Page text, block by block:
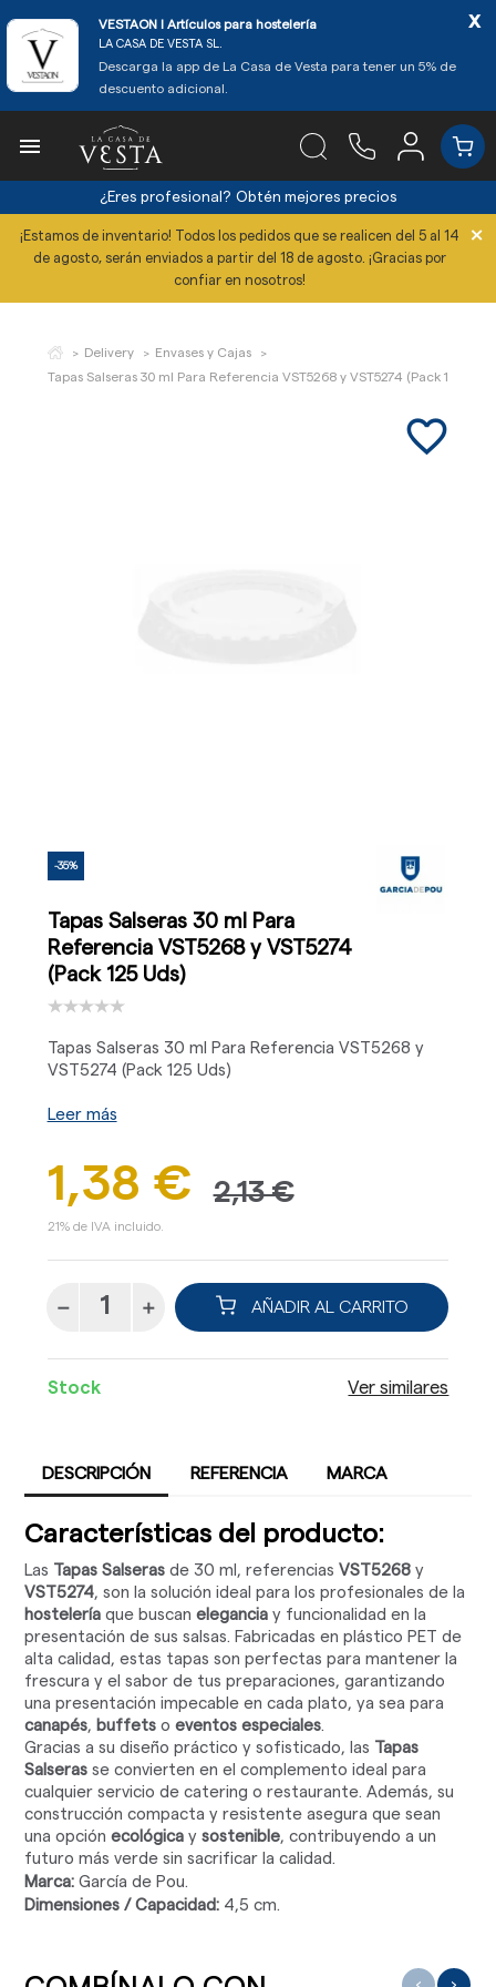
VESTAON l Artículos para hostelería
LA CASA DE VESTA SL.
Descarga la app de La Casa de Vesta para tener un 5% de
descuento adicional.
x

¿Eres profesional? Obtén mejores precios
¡Estamos de inventario! Todos los pedidos que se realicen del 5 al 14
de agosto, serán enviados a partir del 18 de agosto. ¡Gracias por
confiar en nosotros!
×
Delivery
Envases y Cajas
Tapas Salseras 30 ml Para Referencia VST5268 y VST5274 (Pack 125 Uds)
favorite_border
-35%
Tapas Salseras 30 ml Para
Referencia VST5268 y VST5274
(Pack 125 Uds)
Tapas Salseras 30 ml Para Referencia VST5268 y
VST5274 (Pack 125 Uds)
Leer más
1,38 € 2,13 €
21% de IVA incluido.
AÑADIR AL CARRITO
Stock Ver similares
DESCRIPCIÓN REFERENCIA MARCA
Características del producto:
Las Tapas Salseras de 30 ml, referenciasVST5268 y
VST5274, son la solución ideal para los profesionales de la
hostelería que buscanelegancia y funcionalidad en la
presentación de sus salsas. Fabricadas en plástico PET de
alta calidad, estas tapas son perfectas para mantener la
frescura y el sabor de tus preparaciones, garantizando
una presentación impecable en cada plato, ya sea para
canapés, buffets oeventos especiales.
Gracias a su diseño práctico y sofisticado, las Tapas
Salseras se convierten en el complemento ideal para
cualquier servicio de catering o restaurante. Además, su
construcción compacta y resistente asegura que sean
una opciónecológica ysostenible, contribuyendo a un
futuro más verde sin sacrificar la calidad.
Marca: García de Pou.
Dimensiones / Capacidad: 4,5 cm.